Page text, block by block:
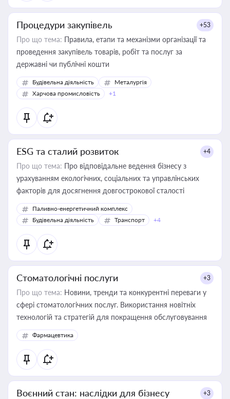
Процедури закупівель +53
Про що тема: Правила, етапи та механізми організації та
проведення закупівель товарів, робіт та послуг за
державні чи публічні кошти
Будівельна діяльність
Металургія
Харчова промисловість
+1
ESG та сталий розвиток +4
Про що тема: Про відповідальне ведення бізнесу з
урахуванням екологічних, соціальних та управлінських
факторів для досягнення довгострокової сталості
Паливно-енергетичний комплекс
Будівельна діяльність
Транспорт +4
Стоматологічні послуги +3
Про що тема: Новини, тренди та конкурентні переваги у
сфері стоматологічних послуг. Використання новітніх
технологій та стратегій для покращення обслуговування
Фармацевтика
Воєнний стан: наслідки для бізнесу +3